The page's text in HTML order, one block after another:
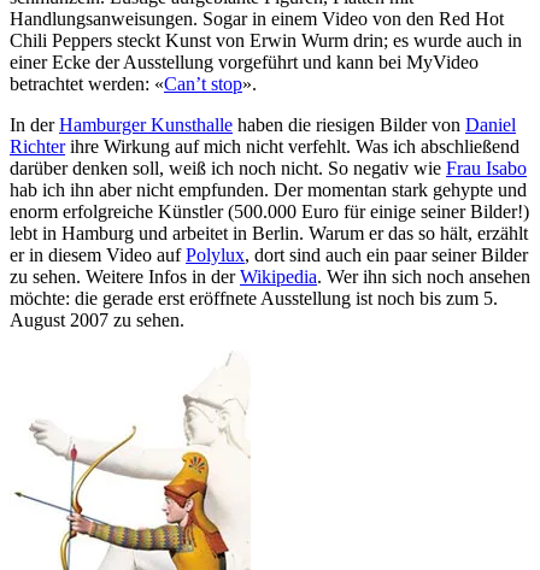
Handlungsanweisungen. Sogar in einem Video von den Red Hot
Chili Peppers steckt Kunst von Erwin Wurm drin; es wurde auch in
einer Ecke der Ausstellung vorgeführt und kann bei MyVideo
betrachtet werden: «Can’t stop».
In derHamburger Kunsthalle haben die riesigen Bilder von Daniel
Richterihre Wirkung auf mich nicht verfehlt. Was ich abschließend
darüber denken soll, weiß ich noch nicht. So negativ wie Frau Isabo
hab ich ihn aber nicht empfunden. Der momentan stark gehypte und
enorm erfolgreiche Künstler (500.000 Euro für einige seiner Bilder!)
lebt in Hamburg und arbeitet in Berlin. Warum er das so hält, erzählt
er in diesem Video aufPolylux, dort sind auch ein paar seiner Bilder
zu sehen. Weitere Infos in derWikipedia. Wer ihn sich noch ansehen
möchte: die gerade erst eröffnete Ausstellung ist noch bis zum 5.
August 2007 zu sehen.